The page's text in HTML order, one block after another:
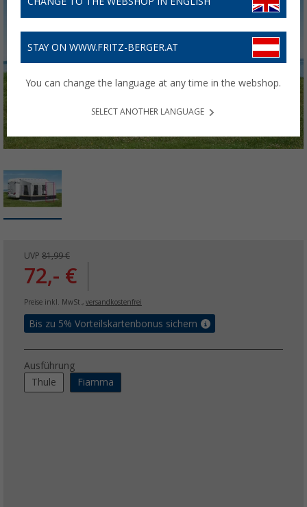
UVP 81,99 €
72,- €
Preise inkl. MwSt., versandkostenfrei
Bis zu 5% Vorteilskartenbonus sichern
Ausführung
Thule
Fiamma
STAY ON WWW.FRITZ-BERGER.AT
You can change the language at any time in the webshop.
SELECT ANOTHER LANGUAGE